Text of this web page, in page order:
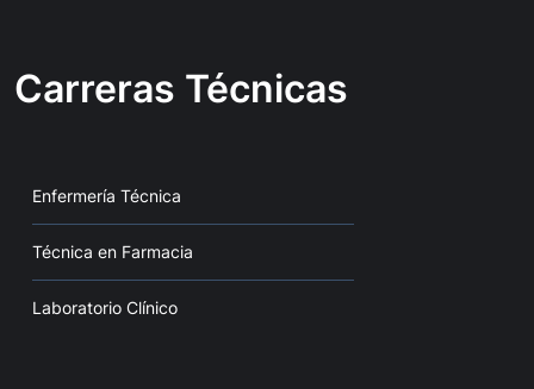
Carreras Técnicas
Enfermería Técnica
Técnica en Farmacia
Laboratorio Clínico